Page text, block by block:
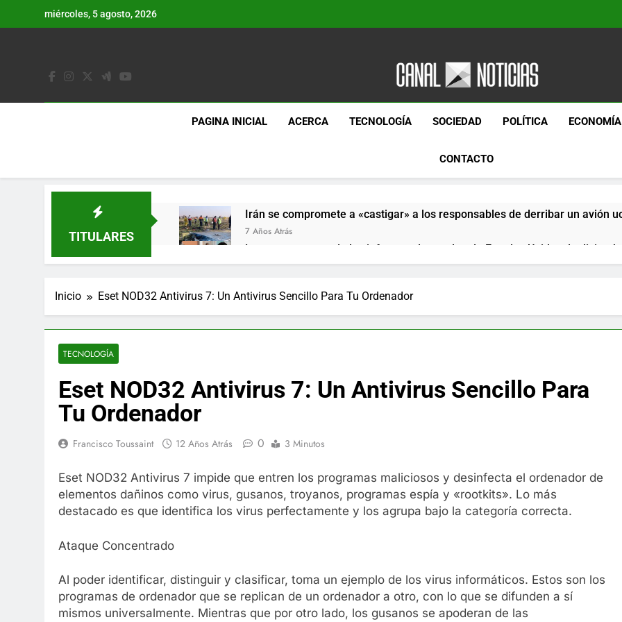
miércoles, 5 agosto, 2026
Canal Noticias
Canal Noticias
PAGINA INICIAL ACERCA TECNOLOGÍA SOCIEDAD POLÍTICA ECONOMÍA
CONTACTO
TITULARES
Irán se compromete a «castigar» a los responsables de derribar un avión
7 Años Atrás
Lo que se espera de los informes de empleo de Estados Unidos de
7 Años Atrás
7 Años Atrás
El famoso chef y restaurador, Carl Ruiz, muere a los 44 años
Cápsulas Ultra Max Testo a Precios Especiales en México, Chile, Argentina,
Más
7 Años Atrás
7 Años Atrás
Crucero en México te lleva a lugares paranormales con binoculares de
7 Años Atrás
La Inteligencia Artificial deepfake de Samsung fabrica un clip de
Inicio Eset NOD32 Antivirus 7: Un Antivirus Sencillo Para Tu Ordenador
TECNOLOGÍA
Eset NOD32 Antivirus 7: Un Antivirus Sencillo Para
Tu Ordenador
Francisco Toussaint 12 Años Atrás 0 3 Minutos
Eset NOD32 Antivirus 7 impide que entren los programas maliciosos y desinfecta el ordenador de
elementos dañinos como virus, gusanos, troyanos, programas espía y «rootkits». Lo más
destacado es que identifica los virus perfectamente y los agrupa bajo la categoría correcta.
Ataque Concentrado
Al poder identificar, distinguir y clasificar, toma un ejemplo de los virus informáticos. Estos son los
programas de ordenador que se replican de un ordenador a otro, con lo que se difunden a sí
mismos universalmente. Mientras que por otro lado, los gusanos se apoderan de las